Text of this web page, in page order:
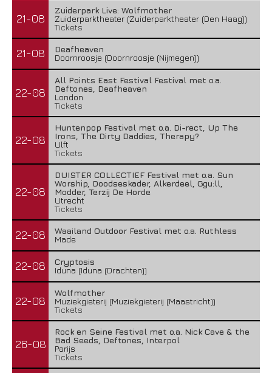
21-08
Zuiderpark Live: Wolfmother
Zuiderparktheater (Zuiderparktheater (Den Haag))
Tickets
21-08
Deafheaven
Doornroosje (Doornroosje (Nijmegen))
22-08
All Points East Festival Festival met o.a.
Deftones, Deafheaven
London
Tickets
22-08
Huntenpop Festival met o.a. Di-rect, Up The
Irons, The Dirty Daddies, Therapy?
Ulft
Tickets
22-08
DUISTER COLLECTIEF Festival met o.a. Sun
Worship, Doodseskader, Alkerdeel, Ggu:ll,
Modder, Terzij De Horde
Utrecht
Tickets
22-08
Waailand Outdoor Festival met o.a. Ruthless
Made
22-08
Cryptosis
Iduna (Iduna (Drachten))
22-08
Wolfmother
Muziekgieterij (Muziekgieterij (Maastricht))
Tickets
26-08
Rock en Seine Festival met o.a. Nick Cave & the
Bad Seeds, Deftones, Interpol
Parijs
Tickets